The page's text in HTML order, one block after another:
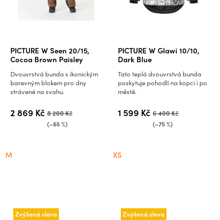
PICTURE W Seen 20/15,
Cocoa Brown Paisley
2 869 Kč 8 200 Kč
(–65 %)
Dvouvrstvá bunda s ikonickým
barevným blokem pro dny
strávené na svahu.
M
PICTURE W Glawi 10/10,
Dark Blue
1 599 Kč 6 400 Kč
(–75 %)
Tato teplá dvouvrstvá bunda
poskytuje pohodlí na kopci i po
městě.
XS
Zvýšená sleva Zvýšená sleva